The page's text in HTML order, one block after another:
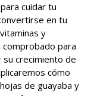
cuidar tu
en tu
y
para
su crecimiento de
cómo
de guayaba y